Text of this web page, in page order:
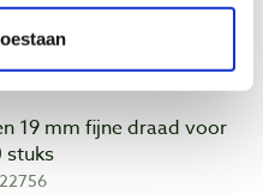
19 mm fijne draad voor
stuks